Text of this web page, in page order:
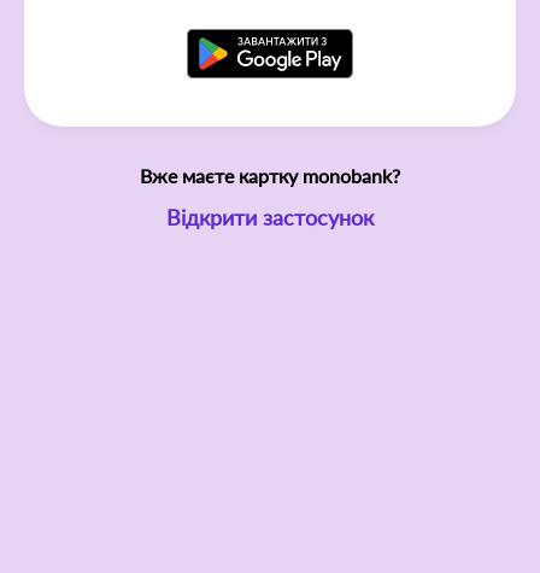
Вже маєте картку monobank?
Відкрити застосунок